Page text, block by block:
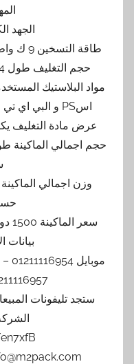
الجهد
طاقة التسخين 9 ك واط ( 18 سخان ×500 واط تقريبي )
حجم التغليف طول 54 سم × عرض 39 سم تقريبي
اسPS و البي اي تي البلاستيكيه PET و البي بى PP
عرض مادة التغليف يكون
سعر الماكينة 1500 دولار او ما يعادله بالجنيه المصرى
بيانات
– 01211116958
ستجد تليفونات